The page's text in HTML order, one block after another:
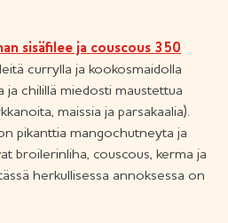
sisäfilee ja couscous 350
currylla ja kookosmaidolla
ja chilillä miedosti maustettua
maissia ja parsakaalia).
pikanttia mangochutneyta ja
broilerinliha, couscous, kerma ja
herkullisessa annoksessa on